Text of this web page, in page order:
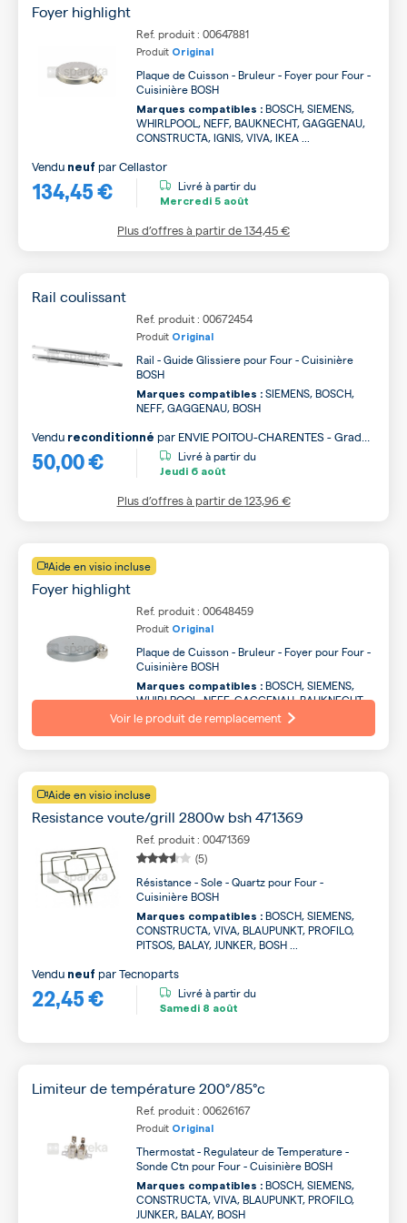
Foyer highlight
Ref. produit : 00647881
Produit Original
Plaque de Cuisson - Bruleur - Foyer pour Four -
Cuisinière BOSH
Marques compatibles : BOSCH, SIEMENS,
WHIRLPOOL, NEFF, BAUKNECHT, GAGGENAU,
CONSTRUCTA, IGNIS, VIVA, IKEA ...
134,45 €
Vendu neuf parCellastor
Livré à partir du
Mercredi 5 août
Plus d’offres à partir de134,45 €
Rail coulissant
Ref. produit : 00672454
Produit Original
Rail - Guide Glissiere pour Four - Cuisinière
BOSH
Marques compatibles : SIEMENS, BOSCH,
NEFF, GAGGENAU, BOSH
50,00 €
Vendu reconditionné par ENVIE POITOU-CHARENTES - Grade
A
Livré à partir du
Jeudi 6 août
Plus d’offres à partir de123,96 €
Aide en visio incluse
Foyer highlight
Ref. produit : 00648459
Produit Original
Plaque de Cuisson - Bruleur - Foyer pour Four -
Cuisinière BOSH
Marques compatibles : BOSCH, SIEMENS,
WHIRLPOOL, NEFF, GAGGENAU, BAUKNECHT,
SCHOLTES, CONSTRUCTA, HOTPOINT ARISTON,
ARISTON ...
Voir le produit de remplacement
Aide en visio incluse
Resistance voute/grill 2800w bsh 471369
Ref. produit : 00471369
(5)
Résistance - Sole - Quartz pour Four -
Cuisinière BOSH
Marques compatibles : BOSCH, SIEMENS,
CONSTRUCTA, VIVA, BLAUPUNKT, PROFILO,
PITSOS, BALAY, JUNKER, BOSH ...
22,45 €
Vendu neuf parTecnoparts
Livré à partir du
Samedi 8 août
Limiteur de température 200°/85°c
Ref. produit : 00626167
Produit Original
Thermostat - Regulateur de Temperature -
Sonde Ctn pour Four - Cuisinière BOSH
Marques compatibles : BOSCH, SIEMENS,
CONSTRUCTA, VIVA, BLAUPUNKT, PROFILO,
JUNKER, BALAY, BOSH